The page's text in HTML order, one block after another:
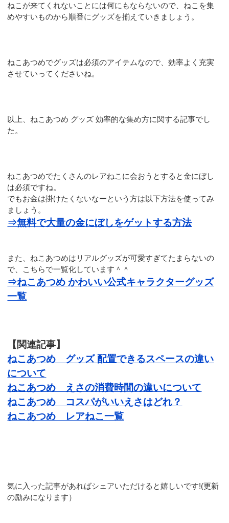
ねこが来てくれないことには何にもならないので、ねこを集
めやすいものから順番にグッズを揃えていきましょう。
ねこあつめでグッズは必須のアイテムなので、効率よく充実
させていってくださいね。
以上、ねこあつめ グッズ 効率的な集め方に関する記事でし
た。
ねこあつめでたくさんのレアねこに会おうとすると金にぼし
は必須ですね。
でもお金は掛けたくないなーという方は以下方法を使ってみ
ましょう。
⇒無料で大量の金にぼしをゲットする方法
また、ねこあつめはリアルグッズが可愛すぎてたまらないの
で、こちらで一覧化しています＾＾
⇒ねこあつめ かわいい公式キャラクターグッズ
一覧
【関連記事】
ねこあつめ グッズ 配置できるスペースの違い
について
ねこあつめ えさの消費時間の違いについて
ねこあつめ コスパがいいえさはどれ？
ねこあつめ レアねこ一覧
気に入った記事があればシェアいただけると嬉しいです!(更新
の励みになります）